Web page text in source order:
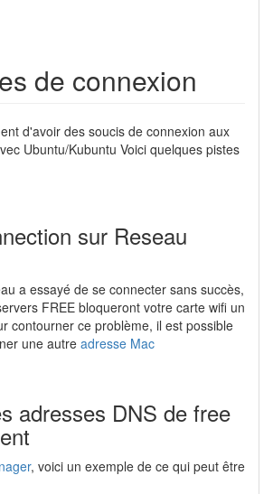
de connexion
d'avoir des soucis de connexion aux
Ubuntu/Kubuntu Voici quelques pistes
sur Reseau
a essayé de se connecter sans succès,
FREE bloqueront votre carte wifi un
contourner ce problème, il est possible
une autre adresse Mac
adresses DNS de free
, voici un exemple de ce qui peut être